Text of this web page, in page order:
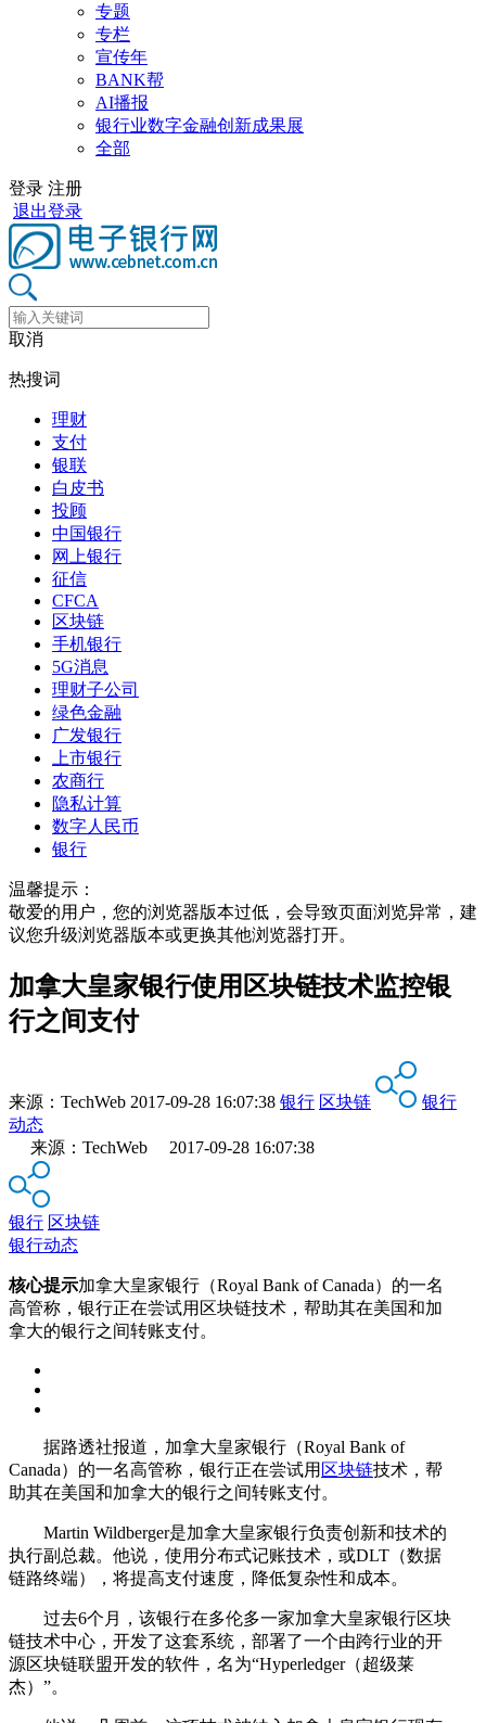
专题
专栏
宣传年
BANK帮
AI播报
银行业数字金融创新成果展
全部
登录 注册
退出登录
取消
热搜词
理财
支付
银联
白皮书
投顾
中国银行
网上银行
征信
CFCA
区块链
手机银行
5G消息
理财子公司
绿色金融
广发银行
上市银行
农商行
隐私计算
数字人民币
银行
温馨提示：
敬爱的用户，您的浏览器版本过低，会导致页面浏览异常，建
议您升级浏览器版本或更换其他浏览器打开。
加拿大皇家银行使用区块链技术监控银
行之间支付
来源： TechWeb 2017-09-28 16:07:38 银行 区块链
银行
动态
来源：TechWeb 2017-09-28 16:07:38
银行 区块链
银行动态
核心提示加拿大皇家银行（Royal Bank of Canada）的一名
高管称，银行正在尝试用区块链技术，帮助其在美国和加
拿大的银行之间转账支付。
据路透社报道，加拿大皇家银行（Royal Bank of
Canada）的一名高管称，银行正在尝试用 区块链技术，帮
助其在美国和加拿大的银行之间转账支付。
Martin Wildberger是加拿大皇家银行负责创新和技术的
执行副总裁。他说，使用分布式记账技术，或DLT（数据
链路终端），将提高支付速度，降低复杂性和成本。
过去6个月，该银行在多伦多一家加拿大皇家银行区块
链技术中心，开发了这套系统，部署了一个由跨行业的开
源区块链联盟开发的软件，名为“Hyperledger（超级莱
杰）”。